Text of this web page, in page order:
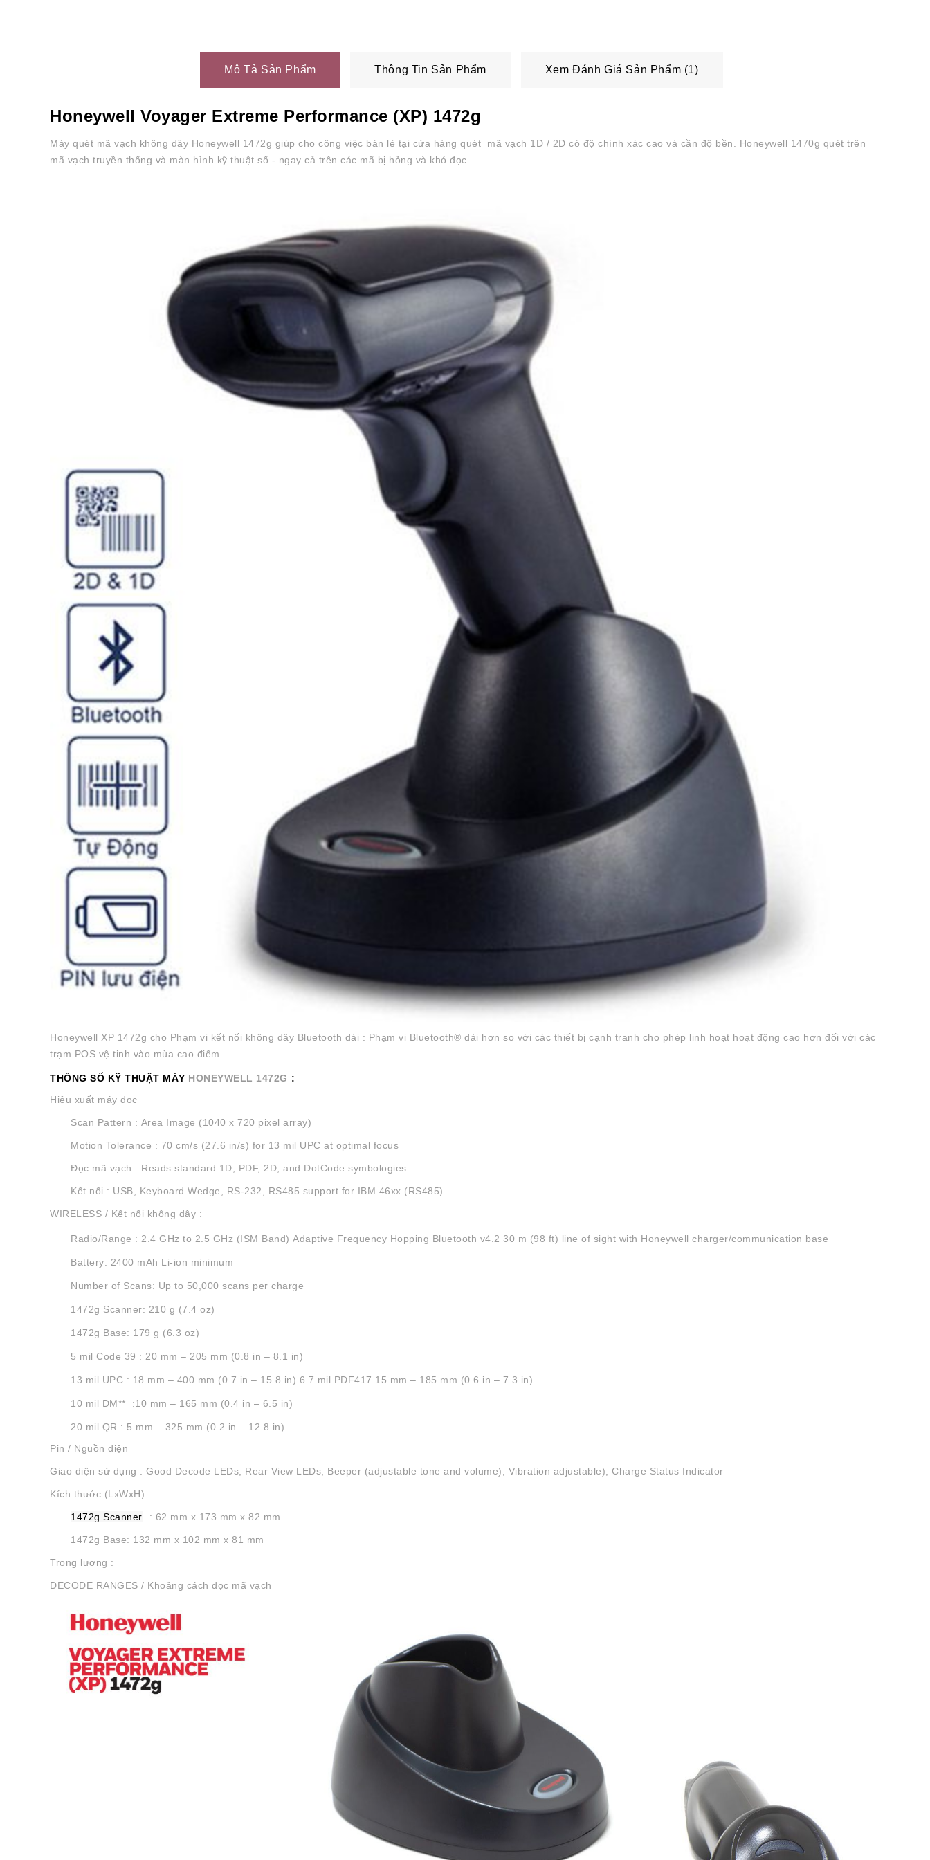
Mô Tả Sản Phẩm Thông Tin Sản Phẩm Xem Đánh Giá Sản Phẩm (1)
Honeywell Voyager Extreme Performance (XP) 1472g
Máy quét mã vạch không dây Honeywell 1472g giúp cho công việc bán lẻ tại cửa hàng quét mã vạch 1D / 2D có độ chính xác cao và cần độ bền. Honeywell 1470g quét trên
mã vạch truyền thống và màn hình kỹ thuật số - ngay cả trên các mã bị hỏng và khó đọc.
Honeywell XP 1472g cho Phạm vi kết nối không dây Bluetooth dài : Phạm vi Bluetooth® dài hơn so với các thiết bị cạnh tranh cho phép linh hoạt hoạt động cao hơn đối với các
trạm POS vệ tinh vào mùa cao điểm.
THÔNG SỐ KỸ THUẬT MÁY HONEYWELL 1472G :
Hiệu xuất máy đọc
Scan Pattern : Area Image (1040 x 720 pixel array)
Motion Tolerance : 70 cm/s (27.6 in/s) for 13 mil UPC at optimal focus
Đọc mã vạch : Reads standard 1D, PDF, 2D, and DotCode symbologies
Kết nối : USB, Keyboard Wedge, RS-232, RS485 support for IBM 46xx (RS485)
WIRELESS / Kết nối không dây :
Radio/Range : 2.4 GHz to 2.5 GHz (ISM Band) Adaptive Frequency Hopping Bluetooth v4.2 30 m (98 ft) line of sight with Honeywell charger/communication base
Battery: 2400 mAh Li-ion minimum
Number of Scans: Up to 50,000 scans per charge
1472g Scanner: 210 g (7.4 oz)
1472g Base: 179 g (6.3 oz)
5 mil Code 39 : 20 mm – 205 mm (0.8 in – 8.1 in)
13 mil UPC : 18 mm – 400 mm (0.7 in – 15.8 in) 6.7 mil PDF417 15 mm – 185 mm (0.6 in – 7.3 in)
10 mil DM** :10 mm – 165 mm (0.4 in – 6.5 in)
20 mil QR : 5 mm – 325 mm (0.2 in – 12.8 in)
Pin / Nguồn điện
Giao diện sử dụng : Good Decode LEDs, Rear View LEDs, Beeper (adjustable tone and volume), Vibration adjustable), Charge Status Indicator
Kích thước (LxWxH) :
1472g Scanner : 62 mm x 173 mm x 82 mm
1472g Base: 132 mm x 102 mm x 81 mm
Trọng lượng :
DECODE RANGES / Khoảng cách đọc mã vạch